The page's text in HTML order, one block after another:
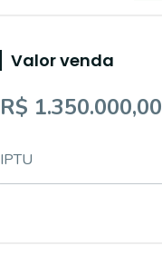
Valor venda
R$ 1.350.000,00
IPTU